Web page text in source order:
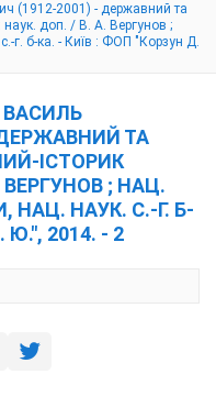
(1912-2001) - державний та
наук. доп. / В. А. Вергунов ;
г. б-ка. - Київ : ФОП "Корзун Д.
ВАСИЛЬ
ТА
ІСТОРИК
; НАЦ.
НАЦ. НАУК. С.-Г. Б-
2014. - 2